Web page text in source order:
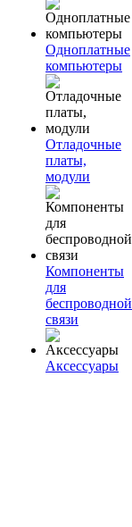
Одноплатные
компьютеры
Отладочные
платы,
модули
Компоненты
для
беспроводной
связи
Аксессуары